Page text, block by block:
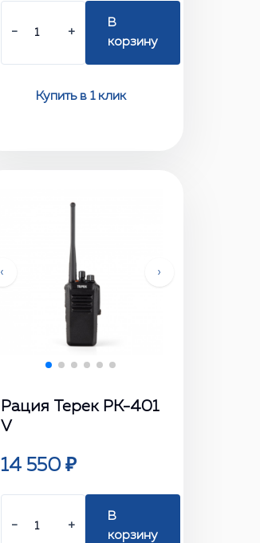
− +
В
корзину
Купить в 1 клик
‹ ›
Рация Терек РК-401
V
14 550 ₽
− +
В
корзину